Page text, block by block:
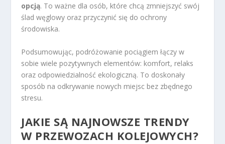
opcją. To ważne dla osób, które chcą zmniejszyć swój
ślad węglowy oraz przyczynić się do ochrony
środowiska.
Podsumowując, podróżowanie pociągiem łączy w
sobie wiele pozytywnych elementów: komfort, relaks
oraz odpowiedzialność ekologiczną. To doskonały
sposób na odkrywanie nowych miejsc bez zbędnego
stresu.
JAKIE SĄ NAJNOWSZE TRENDY
W PRZEWOZACH KOLEJOWYCH?